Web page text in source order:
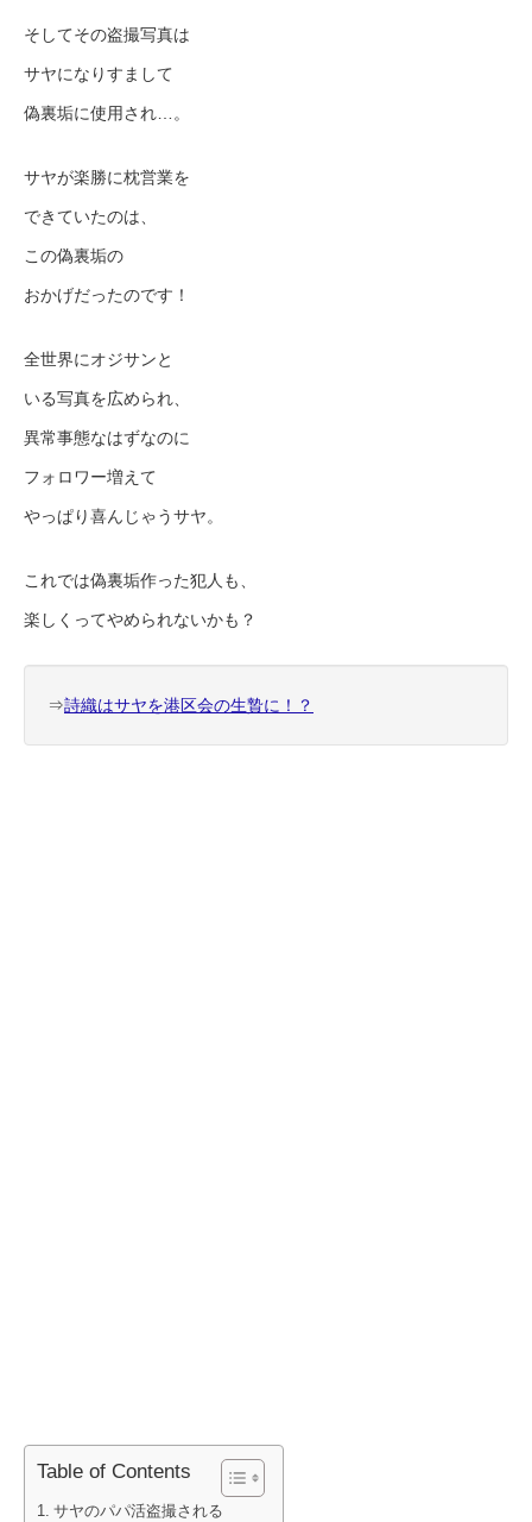
そしてその盗撮写真は
サヤになりすまして
偽裏垢に使用され…。
サヤが楽勝に枕営業を
できていたのは、
この偽裏垢の
おかげだったのです！
全世界にオジサンと
いる写真を広められ、
異常事態なはずなのに
フォロワー増えて
やっぱり喜んじゃうサヤ。
これでは偽裏垢作った犯人も、
楽しくってやめられないかも？
⇒詩織はサヤを港区会の生贄に！？
Table of Contents
サヤのパパ活盗撮される